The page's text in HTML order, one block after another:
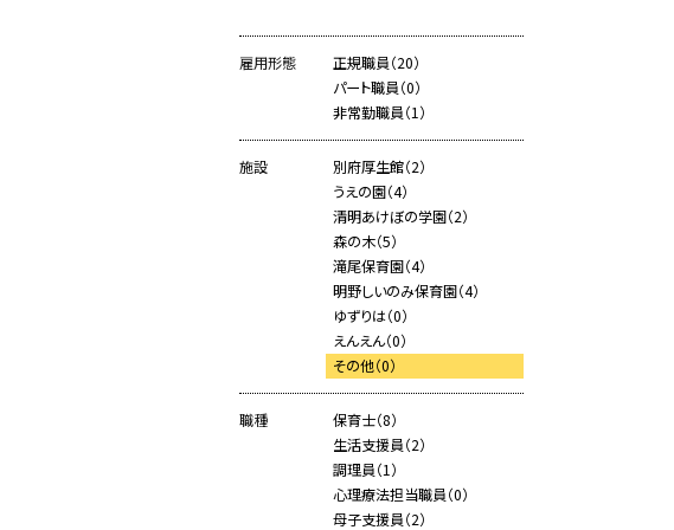
雇用形態
正規職員（20）
パート職員（0）
非常勤職員（1）
施設
別府厚生館（2）
うえの園（4）
清明あけぼの学園（2）
森の木（5）
滝尾保育園（4）
明野しいのみ保育園（4）
ゆずりは（0）
えんえん（0）
その他（0）
職種
保育士（8）
生活支援員（2）
調理員（1）
心理療法担当職員（0）
母子支援員（2）